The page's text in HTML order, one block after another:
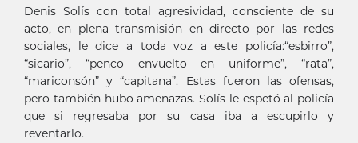
Denis Solís con total agresividad, consciente de su
acto, en plena transmisión en directo por las redes
sociales, le dice a toda voz a este policía:“esbirro”,
“sicario”, “penco envuelto en uniforme”, “rata”,
“mariconsón” y “capitana”. Estas fueron las ofensas,
pero también hubo amenazas. Solís le espetó al policía
que si regresaba por su casa iba a escupirlo y
reventarlo.